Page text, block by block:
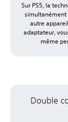
Sur PS5, la
simultanément
autre
adaptateur,
même
Double